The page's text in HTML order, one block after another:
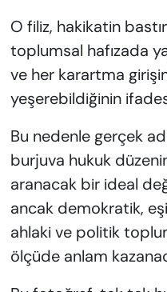
O filiz, hakikatin
toplumsal hafızada
ve her karartma
yeşerebildiğinin
Bu nedenle gerçek
burjuva hukuk
aranacak bir ideal
ancak demokratik,
ahlaki ve politik
ölçüde anlam